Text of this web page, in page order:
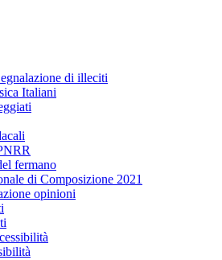
di illeciti
Italiani
fermano
di Composizione 2021
opinioni